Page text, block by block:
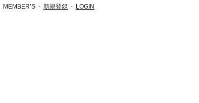
MEMBER’S 新規登録 LOGIN